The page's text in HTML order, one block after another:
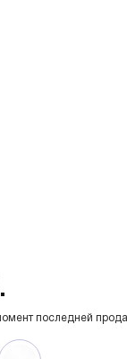
последней